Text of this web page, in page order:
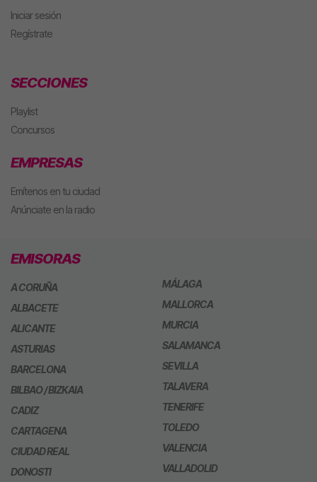
Iniciar sesión
Regístrate
SECCIONES
Playlist
Concursos
EMPRESAS
Emítenos en tu ciudad
Anúnciate en la radio
EMISORAS
A CORUÑA
ALBACETE
ALICANTE
ASTURIAS
BARCELONA
BILBAO / BIZKAIA
CADIZ
CARTAGENA
CIUDAD REAL
DONOSTI
MÁLAGA
MALLORCA
MURCIA
SALAMANCA
SEVILLA
TALAVERA
TENERIFE
TOLEDO
VALENCIA
VALLADOLID